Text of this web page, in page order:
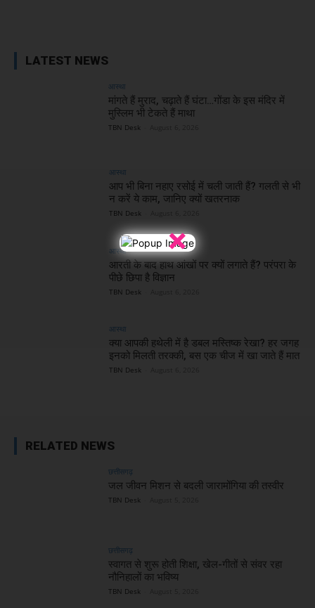
×
LATEST NEWS
आस्था
मांगते हैं मुराद, चढ़ाते हैं घंटा…गोंडा के इस मंदिर में
मुस्लिम भी टेकते हैं माथा
TBN Desk
आस्था
आप भी बिना नहाए रसोई में चली जाती हैं? गलती से भी
न करें ये काम, जानिए क्यों खतरनाक
TBN Desk
आस्था
आरती के बाद हाथ आंखों पर क्यों लगाते हैं? परंपरा के
पीछे छिपा है विज्ञान
TBN Desk
आस्था
क्या आपकी हथेली में है डबल मस्तिष्क रेखा? हर जगह
इनको मिलती तरक्की, बस एक चीज में खा जाते हैं मात
TBN Desk
RELATED NEWS
छत्तीसगढ़
जल जीवन मिशन से बदली जारामोंगिया की तस्वीर
TBN Desk
छत्तीसगढ़
स्वागत से शुरू होती शिक्षा, खेल-गीतों से संवर रहा
नौनिहालों का भविष्य
TBN Desk